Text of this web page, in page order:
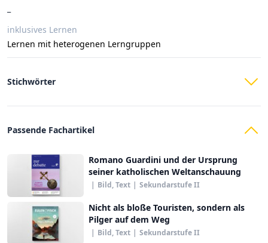
inklusives Lernen
Lernen mit heterogenen Lerngruppen
Stichwörter
Passende Fachartikel
Romano Guardini und der Ursprung
seiner katholischen Weltanschauung
| Bild, Text | Sekundarstufe II
Nicht als bloße Touristen, sondern als
Pilger auf dem Weg
| Bild, Text | Sekundarstufe II